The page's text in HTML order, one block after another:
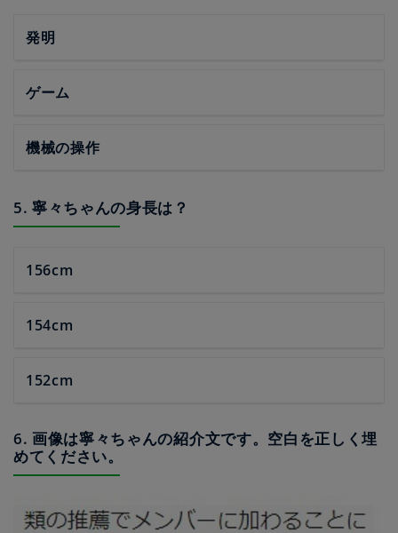
発明
ゲーム
機械の操作
5. 寧々ちゃんの身長は？
156cm
154cm
152cm
6. 画像は寧々ちゃんの紹介文です。空白を正しく埋
めてください。